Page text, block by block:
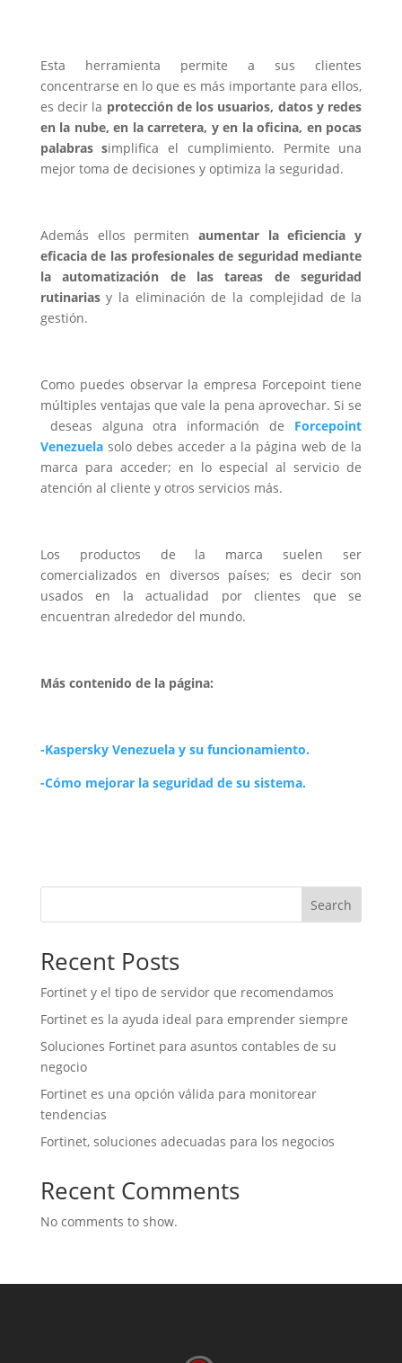
Esta herramienta permite a sus clientes
concentrarse en lo que es más importante para ellos,
es decir la protección de los usuarios, datos y redes
en la nube, en la carretera, y en la oficina, en pocas
palabras simplifica el cumplimiento. Permite una
mejor toma de decisiones y optimiza la seguridad.
Además ellos permiten aumentar la eficiencia y
eficacia de las profesionales de seguridad mediante
la automatización de las tareas de seguridad
rutinariasy la eliminación de la complejidad de la
gestión.
Como puedes observar la empresa Forcepoint tiene
múltiples ventajas que vale la pena aprovechar. Si se
deseas alguna otra información de Forcepoint
Venezuelasolo debes acceder a la página web de la
marca para acceder; en lo especial al servicio de
atención al cliente y otros servicios más.
Los productos de la marca suelen ser
comercializados en diversos países; es decir son
usados en la actualidad por clientes que se
encuentran alrededor del mundo.
Más contenido de la página:
-Kaspersky Venezuela y su funcionamiento.
-Cómo mejorar la seguridad de su sistema.
Search
Recent Posts
Fortinet y el tipo de servidor que recomendamos
Fortinet es la ayuda ideal para emprender siempre
Soluciones Fortinet para asuntos contables de su
negocio
Fortinet es una opción válida para monitorear
tendencias
Fortinet, soluciones adecuadas para los negocios
Recent Comments
No comments to show.